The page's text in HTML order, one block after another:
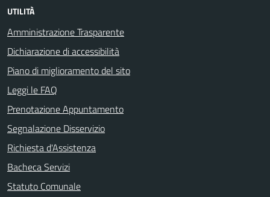
UTILITÀ
Amministrazione Trasparente
Dichiarazione di accessibilità
Piano di miglioramento del sito
Leggi le FAQ
Prenotazione Appuntamento
Segnalazione Disservizio
Richiesta d'Assistenza
Bacheca Servizi
Statuto Comunale